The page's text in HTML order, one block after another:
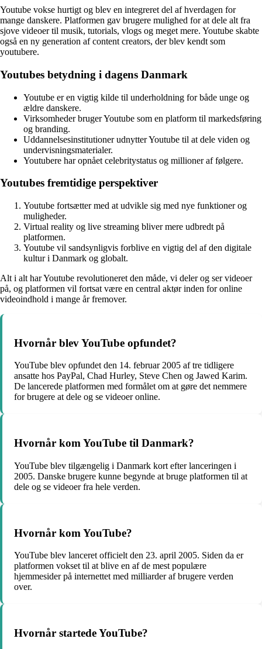
Youtube vokse hurtigt og blev en integreret del af hverdagen for
mange danskere. Platformen gav brugere mulighed for at dele alt fra
sjove videoer til musik, tutorials, vlogs og meget mere. Youtube skabte
også en ny generation af content creators, der blev kendt som
youtubere.
Youtubes betydning i dagens Danmark
Youtube er en vigtig kilde til underholdning for både unge og
ældre danskere.
Virksomheder bruger Youtube som en platform til markedsføring
og branding.
Uddannelsesinstitutioner udnytter Youtube til at dele viden og
undervisningsmaterialer.
Youtubere har opnået celebritystatus og millioner af følgere.
Youtubes fremtidige perspektiver
Youtube fortsætter med at udvikle sig med nye funktioner og
muligheder.
Virtual reality og live streaming bliver mere udbredt på
platformen.
Youtube vil sandsynligvis forblive en vigtig del af den digitale
kultur i Danmark og globalt.
Alt i alt har Youtube revolutioneret den måde, vi deler og ser videoer
på, og platformen vil fortsat være en central aktør inden for online
videoindhold i mange år fremover.
Hvornår blev YouTube opfundet?
YouTube blev opfundet den 14. februar 2005 af tre tidligere
ansatte hos PayPal, Chad Hurley, Steve Chen og Jawed Karim.
De lancerede platformen med formålet om at gøre det nemmere
for brugere at dele og se videoer online.
Hvornår kom YouTube til Danmark?
YouTube blev tilgængelig i Danmark kort efter lanceringen i
2005. Danske brugere kunne begynde at bruge platformen til at
dele og se videoer fra hele verden.
Hvornår kom YouTube?
YouTube blev lanceret officielt den 23. april 2005. Siden da er
platformen vokset til at blive en af de mest populære
hjemmesider på internettet med milliarder af brugere verden
over.
Hvornår startede YouTube?